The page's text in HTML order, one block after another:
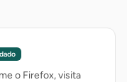
o Firefox, visita